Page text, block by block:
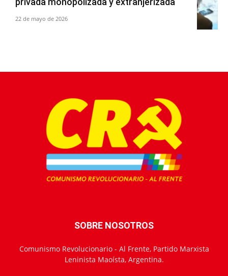
22 de mayo de 2026
SOBRE NOSOTROS
Comunismo Revolucionario - Al Frente, Partido Marxista
Leninista Maoísta, Argentina.